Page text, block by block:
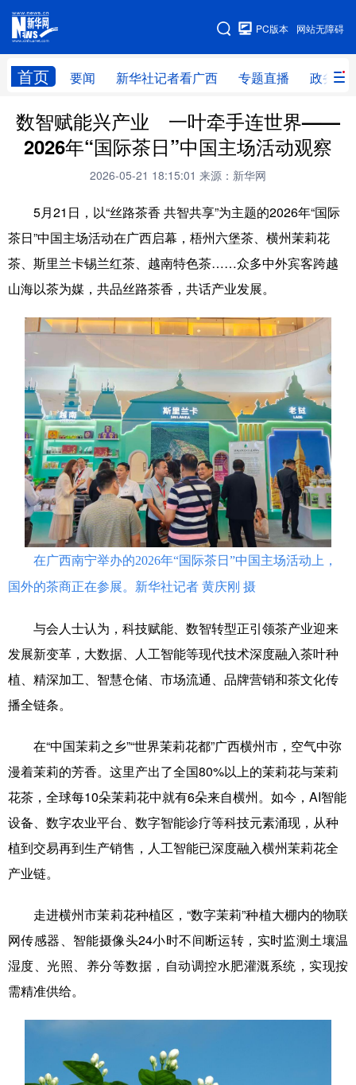
网站无障碍
PC版本
首页 要闻 新华社记者看广西 专题直播 政务信
网站地图
广西频道
要闻 新华社记者 专题直播 政务信息
新华网导航
学习进行时 高层 时政
国际 财经 网评 港澳
教育
文化
健康 军事 访谈 视频
图片 中央文件 金融 汽车
食品 人居 信息化 乡村振兴
溯源中国 城市 旅游 能源
会展 彩票 娱乐 时尚
悦读 公益 书画
地方频道
北京
辽宁 吉林 上海 江苏
浙江 安徽 福建 江西
广东 广西 海南 重庆
四川
陕西 甘肃 青海 宁夏
新疆 内蒙古 黑龙江
Русский язык 日本語
数智赋能兴产业 一叶牵手连世界——
2026年“国际茶日”中国主场活动观察
2026-05-21 18:15:01 来源：新华网
5月21日，以“丝路茶香 共智共享”为主题的2026年“国际
茶日”中国主场活动在广西启幕，梧州六堡茶、横州茉莉花
茶、斯里兰卡锡兰红茶、越南特色茶……众多中外宾客跨越
山海以茶为媒，共品丝路茶香，共话产业发展。
在广西南宁举办的2026年“国际茶日”中国主场活动上，
国外的茶商正在参展。新华社记者 黄庆刚 摄
与会人士认为，科技赋能、数智转型正引领茶产业迎来
发展新变革，大数据、人工智能等现代技术深度融入茶叶种
植、精深加工、智慧仓储、市场流通、品牌营销和茶文化传
播全链条。
在“中国茉莉之乡”“世界茉莉花都”广西横州市，空气中弥
漫着茉莉的芳香。这里产出了全国80%以上的茉莉花与茉莉
花茶，全球每10朵茉莉花中就有6朵来自横州。如今，AI智能
设备、数字农业平台、数字智能诊疗等科技元素涌现，从种
植到交易再到生产销售，人工智能已深度融入横州茉莉花全
产业链。
走进横州市茉莉花种植区，“数字茉莉”种植大棚内的物联
网传感器、智能摄像头24小时不间断运转，实时监测土壤温
湿度、光照、养分等数据，自动调控水肥灌溉系统，实现按
需精准供给。